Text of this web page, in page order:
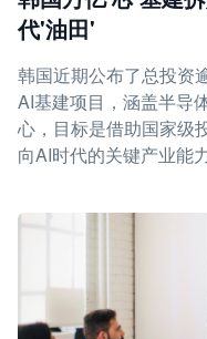
代'油田'
韩国近期公布了总投资
AI基建项目，涵盖半导
心，目标是借助国家级
向AI时代的关键产业能力